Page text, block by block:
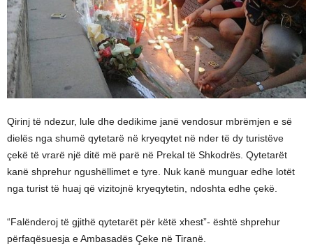
Qirinj të ndezur, lule dhe dedikime janë vendosur mbrëmjen e së
dielës nga shumë qytetarë në kryeqytet në nder të dy turistëve
çekë të vrarë një ditë më parë në Prekal të Shkodrës. Qytetarët
kanë shprehur ngushëllimet e tyre. Nuk kanë munguar edhe lotët
nga turist të huaj që vizitojnë kryeqytetin, ndoshta edhe çekë.
“Falënderoj të gjithë qytetarët për këtë xhest”- është shprehur
përfaqësuesja e Ambasadës Çeke në Tiranë.